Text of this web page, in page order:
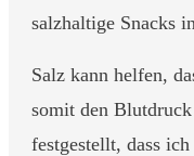
salzhaltige Snacks
Salz kann helfen,
somit den
festgestellt, dass